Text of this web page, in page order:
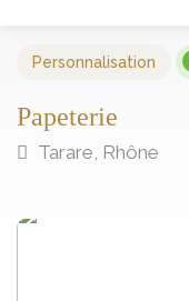
Personnalisation
Papeterie
Tarare, Rhône